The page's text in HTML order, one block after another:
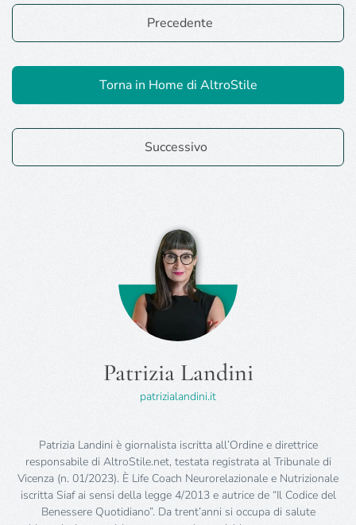
Precedente
Torna in Home di AltroStile
Successivo
Patrizia Landini
patrizialandini.it
Patrizia Landini è giornalista iscritta all’Ordine e direttrice
responsabile di AltroStile.net, testata registrata al Tribunale di
Vicenza (n. 01/2023). È Life Coach Neurorelazionale e Nutrizionale
iscritta Siaf ai sensi della legge 4/2013 e autrice de “Il Codice del
Benessere Quotidiano”. Da trent’anni si occupa di salute